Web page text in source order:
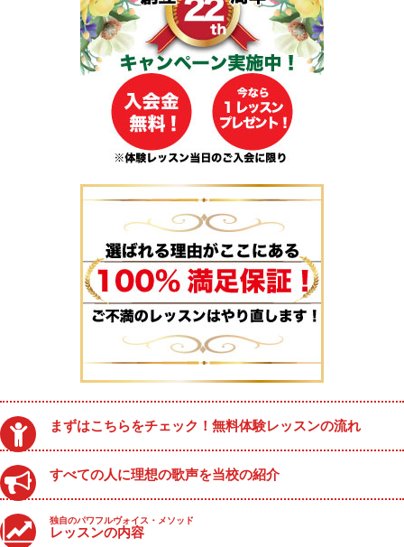
まずはこちらをチェック！無料体験レッスンの流れ
すべての人に理想の歌声を当校の紹介
独自のパワフルヴォイス・メソッド
レッスンの内容